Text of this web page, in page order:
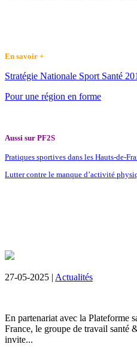
En savoir +
Stratégie Nationale Sport Santé
Pour une région en forme
Aussi sur PF2S
Pratiques sportives dans les Hauts-de-
Lutter contre le manque d’activité
27-05-2025 | Actualités
En partenariat avec la Plateforme
France, le groupe de travail santé
invite...